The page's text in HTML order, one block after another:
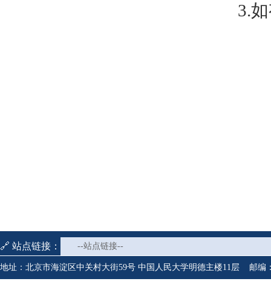
3.
🔗 站点链接： --站点链接--
地址：北京市海淀区中关村大街59号 中国人民大学明德主楼11层 邮